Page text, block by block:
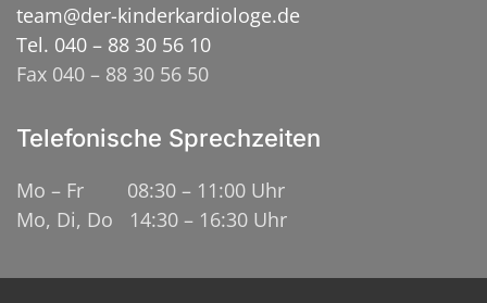
team@der-kinderkardiologe.de
Tel. 040 – 88 30 56 10
Fax 040 – 88 30 56 50
Telefonische Sprechzeiten
Mo – Fr 08:30 – 11:00 Uhr
Mo, Di, Do 14:30 – 16:30 Uhr